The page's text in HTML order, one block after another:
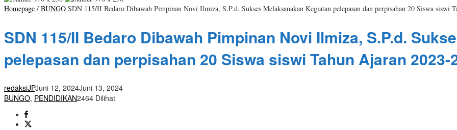
Homepage / BUNGO SDN 115/II Bedaro Dibawah Pimpinan Novi Ilmiza, S.P.d. Sukses Melaksanakan Kegiatan pelepasan dan perpisahan 20 Siswa siswi
SDN 115/II Bedaro Dibawah Pimpinan Novi Ilmiza, S.P.d.
pelepasan dan perpisahan 20 Siswa siswi Tahun Ajaran 2023-
redaksiJPJuni 12, 2024Juni 13, 2024
BUNGO, PENDIDIKAN2464 Dilihat